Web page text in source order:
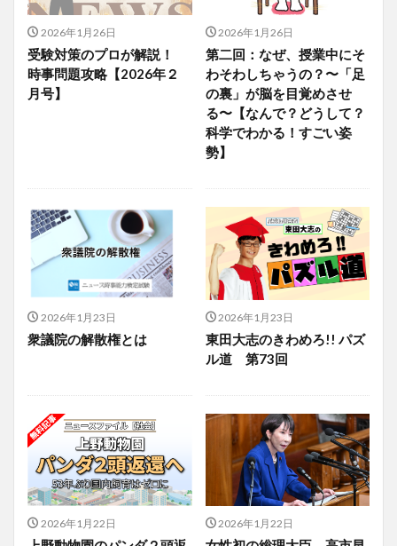
2026年1月26日
受験対策のプロが解説！
時事問題攻略【2026年２
月号】
2026年1月26日
第二回：なぜ、授業中にそ
わそわしちゃうの？〜「足
の裏」が脳を目覚めさせ
る〜【なんで？どうして？
科学でわかる！すごい姿
勢】
2026年1月23日
衆議院の解散権とは
2026年1月23日
東田大志のきわめろ!! パズ
ル道 第73回
2026年1月22日 2026年1月22日